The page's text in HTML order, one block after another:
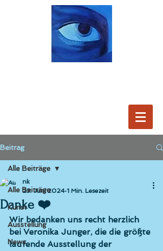
Beitrag
Alle Beiträge
Kunst
Ausstellung
News
Alle Beiträge
Danke ❤️
nk
23. Juni 2024 1 Min. Lesezeit
Wir bedanken uns recht herzlich
bei Veronika Junger, die die größte
laufende Ausstellung der